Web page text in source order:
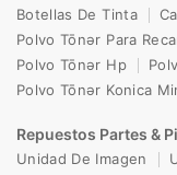
Botellas De Tinta
Polvo Tōnər Para
Polvo Tōnər Hp
Polvo Tōnər Konica
Repuestos Partes &
Unidad De Imagen